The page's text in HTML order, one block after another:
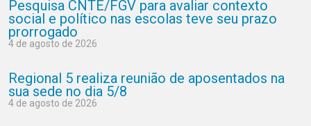
Pesquisa CNTE/FGV para avaliar contexto
social e político nas escolas teve seu prazo
prorrogado
4 de agosto de 2026
Regional 5 realiza reunião de aposentados na
sua sede no dia 5/8
4 de agosto de 2026